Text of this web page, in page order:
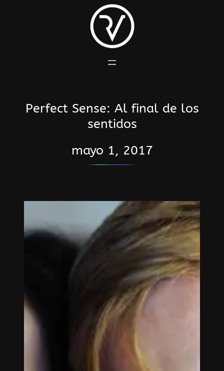
Perfect Sense: Al final de los
sentidos
mayo 1, 2017